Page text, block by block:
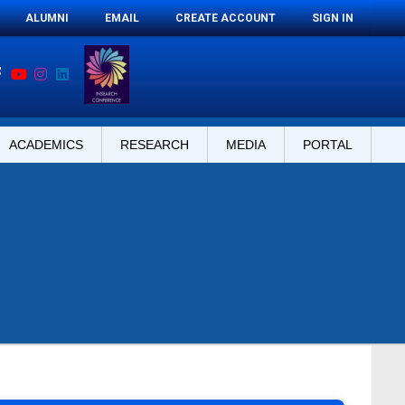
ALUMNI EMAIL CREATE ACCOUNT SIGN IN
ACADEMICS RESEARCH MEDIA PORTAL